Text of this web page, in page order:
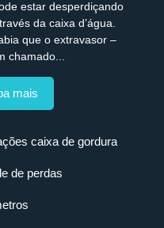
estar desperdiçando
da caixa d’água.
que o extravasor –
chamado...
mais
caixa de gordura
de perdas